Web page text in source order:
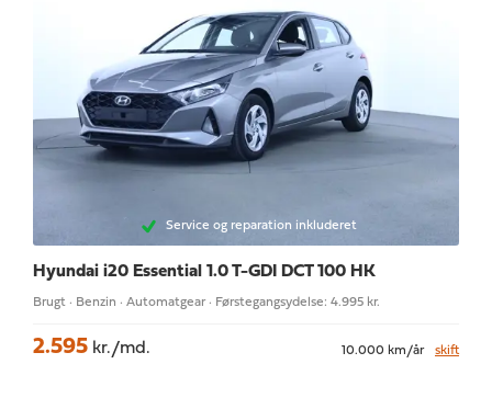
Service og reparation inkluderet
Hyundai i20 Essential 1.0 T-GDI DCT 100 HK
Brugt · Benzin · Automatgear · Førstegangsydelse: 4.995 kr.
2.595 kr./md. 10.000 km/år skift